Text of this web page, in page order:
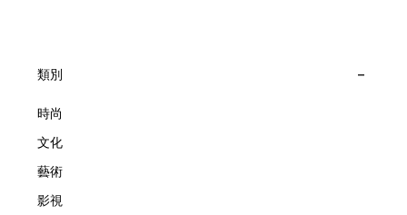
子，以及訴說時間的珠寶。每個主題展區都有精美的佈置回應
大主題展區，彰顯世家的核心價值。2010年，Van Cleef &
級鐘錶大賞（Grand Prix d'Horlogerie de Genève）中獲獎的
擁而吻。雙逆跳機芯精準驅動這場機械浪漫，讓時間不再是抽
象概念，而是心跳的律動。 故事並未完結，2025年推出的
Lady Arpels Bal des Amoureux
類別
時尚
文化
藝術
影視